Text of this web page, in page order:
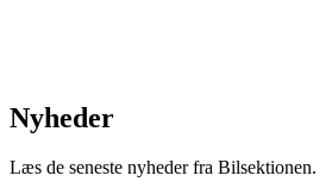
Nyheder
Læs de seneste nyheder fra Bilsektionen.